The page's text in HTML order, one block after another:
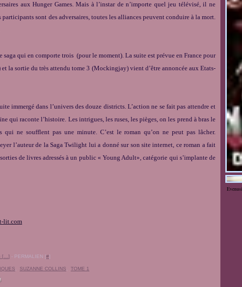
aux Hunger Games. Mais à l’instar de n’importe quel jeu télévisé, il ne
sont des adversaires, toutes les alliances peuvent conduire à la mort.
saga qui en comporte trois (pour le moment). La suite est prévue en France pour
la sortie du très attendu tome 3 (Mockingjay) vient d’être annoncée aux Etats-
immergé dans l’univers des douze districts. L’action ne se fait pas attendre et
qui raconte l’histoire. Les intrigues, les ruses, les pièges, on les prend à bras le
ne soufflent pas une minute. C’est le roman qu’on ne peut pas lâcher.
l’auteur de la Saga Twilight lui a donné sur son site internet, ce roman a fait
de livres adressés à un public « Young Adult», catégorie qui s’implante de
lit.com
[ ] - PERMALIEN [#]
SUZANNE COLLINS TOME 1